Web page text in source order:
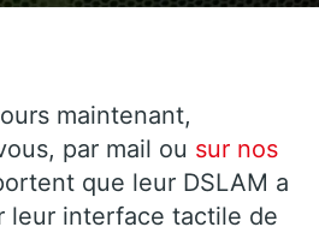
maintenant,
par mail ou sur nos
que leur DSLAM a
leur interface tactile de